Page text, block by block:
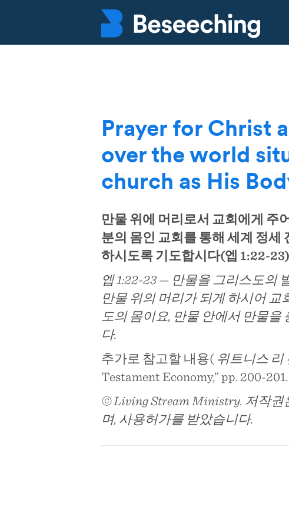
Prayer for Christ
over the world
church as His
만물 위에 머리로서 교회에게 주
분의 몸인 교회를 통해 세계 정세
하시도록 기도합시다(엡 1:22-
엡 1:22-23 — 만물을 그리스도의
만물 위의 머리가 되게 하시어
도의 몸이요, 만물 안에서 만물
다.
추가로 참고할 내용( 위트니스 리
Testament Economy,” pp. 200-201.
© Living Stream Ministry. 저작
며, 사용허가를 받았습니다.